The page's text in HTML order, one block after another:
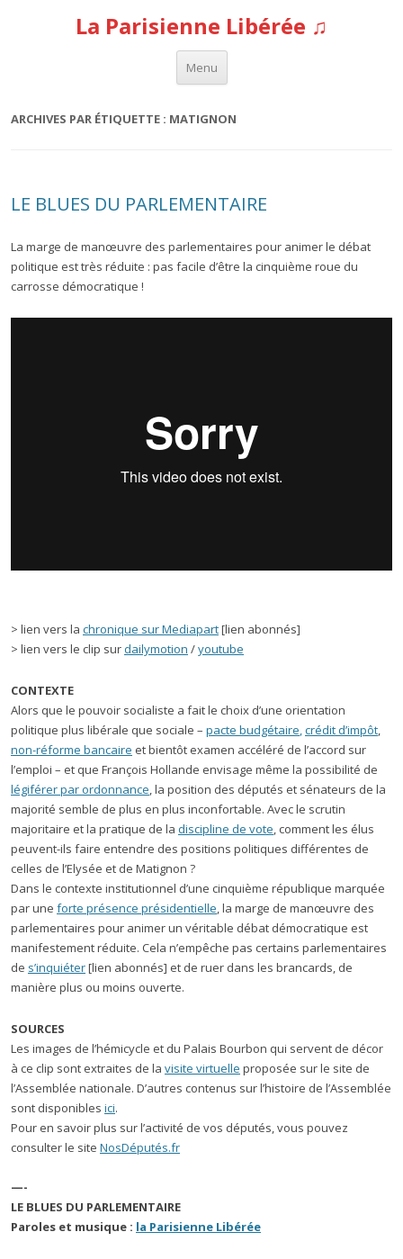
La Parisienne Libérée ♫
Menu
Aller au contenu
ARCHIVES PAR ÉTIQUETTE : MATIGNON
LE BLUES DU PARLEMENTAIRE
La marge de manœuvre des parlementaires pour animer le débat
politique est très réduite : pas facile d’être la cinquième roue du
carrosse démocratique !
> lien vers la chronique sur Mediapart[lien abonnés]
> lien vers le clip surdailymotion /youtube
CONTEXTE
Alors que le pouvoir socialiste a fait le choix d’une orientation
politique plus libérale que sociale – pacte budgétaire,crédit d’impôt,
non-réforme bancaire et bientôt examen accéléré de l’accord sur
l’emploi – et que François Hollande envisage même la possibilité de
légiférer par ordonnance, la position des députés et sénateurs de la
majorité semble de plus en plus inconfortable. Avec le scrutin
majoritaire et la pratique de la discipline de vote, comment les élus
peuvent-ils faire entendre des positions politiques différentes de
celles de l’Elysée et de Matignon ?
Dans le contexte institutionnel d’une cinquième république marquée
par une forte présence présidentielle, la marge de manœuvre des
parlementaires pour animer un véritable débat démocratique est
manifestement réduite. Cela n’empêche pas certains parlementaires
de s’inquiéter[lien abonnés] et de ruer dans les brancards, de
manière plus ou moins ouverte.
SOURCES
Les images de l’hémicycle et du Palais Bourbon qui servent de décor
à ce clip sont extraites de la visite virtuelle proposée sur le site de
l’Assemblée nationale. D’autres contenus sur l’histoire de l’Assemblée
sont disponibles ici.
Pour en savoir plus sur l’activité de vos députés, vous pouvez
consulter le site NosDéputés.fr
—-
LE BLUES DU PARLEMENTAIRE
Paroles et musique : la Parisienne Libérée